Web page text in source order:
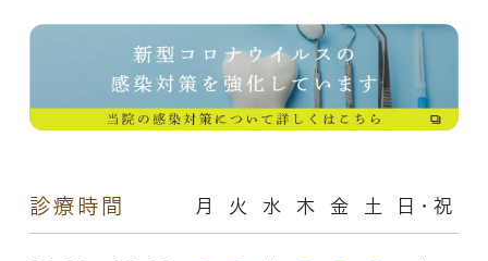
診療時間 月 火 水 木 金 土 日・祝